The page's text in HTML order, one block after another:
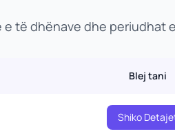
të dhënave dhe periudhat
Blej tani
Shiko